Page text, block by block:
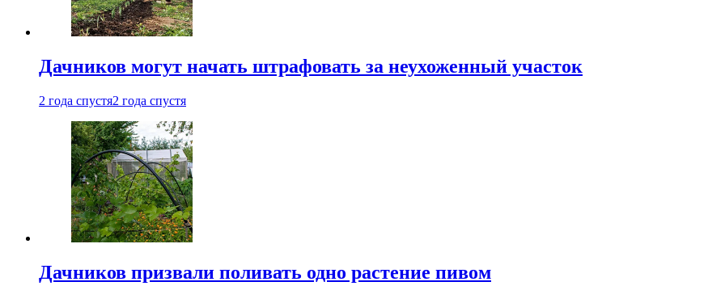
Дачников могут начать штрафовать за неухоженный участок
2 года спустя2 года спустя
Дачников призвали поливать одно растение пивом